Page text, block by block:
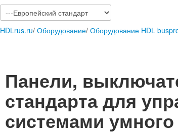
HDLrus.ru/ Оборудование/ Оборудование HDL
Панели,
стандарта для
системами